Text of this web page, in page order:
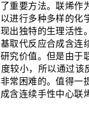
重要方法。联烯作
进行多种多样的化
出独特的生理活性
取代反应合成含连
究价值。但是由于
较小，所以通过该
常困难的。值得一
含连续手性中心联